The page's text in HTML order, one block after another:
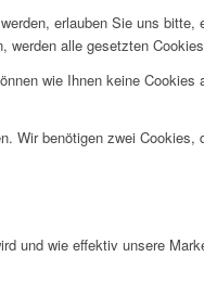
erlauben Sie uns
alle gesetzten
wie Ihnen keine
Wir benötigen zwei
und wie effektiv unsere